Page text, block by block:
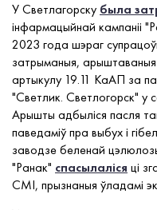
У Светлагорску была
інфармацыйнай кампаніі
2023 года шэраг
затрыманыя,
артыкулу 19.11 КаАП за
"Светлик. Светлогорск" у
Арышты адбыліся пасля
паведаміў пра выбух і
заводзе беленай
"Ранак" спасылаліся ці
СМІ, прызнаныя ўладамі